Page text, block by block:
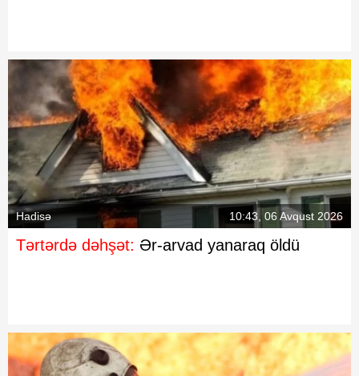
Hadisə 10:43, 06 Avqust 2026
Tərtərdə dəhşət: Ər-arvad yanaraq öldü